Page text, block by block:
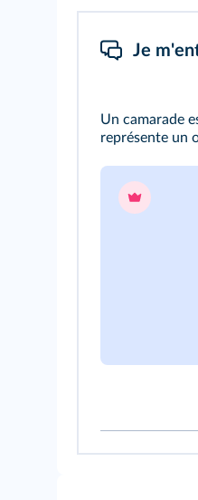
Je
Un camarade
représente un